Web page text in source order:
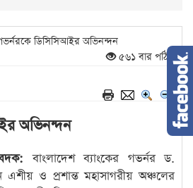
ডিসিসিআইর অভিনন্দন
৫৬১ বার পঠিত
অভিনন্দন
বাংলাদেশ ব্যাংকের গভর্নর ড.
ও প্রশান্ত মহাসাগরীয় অঞ্চলের